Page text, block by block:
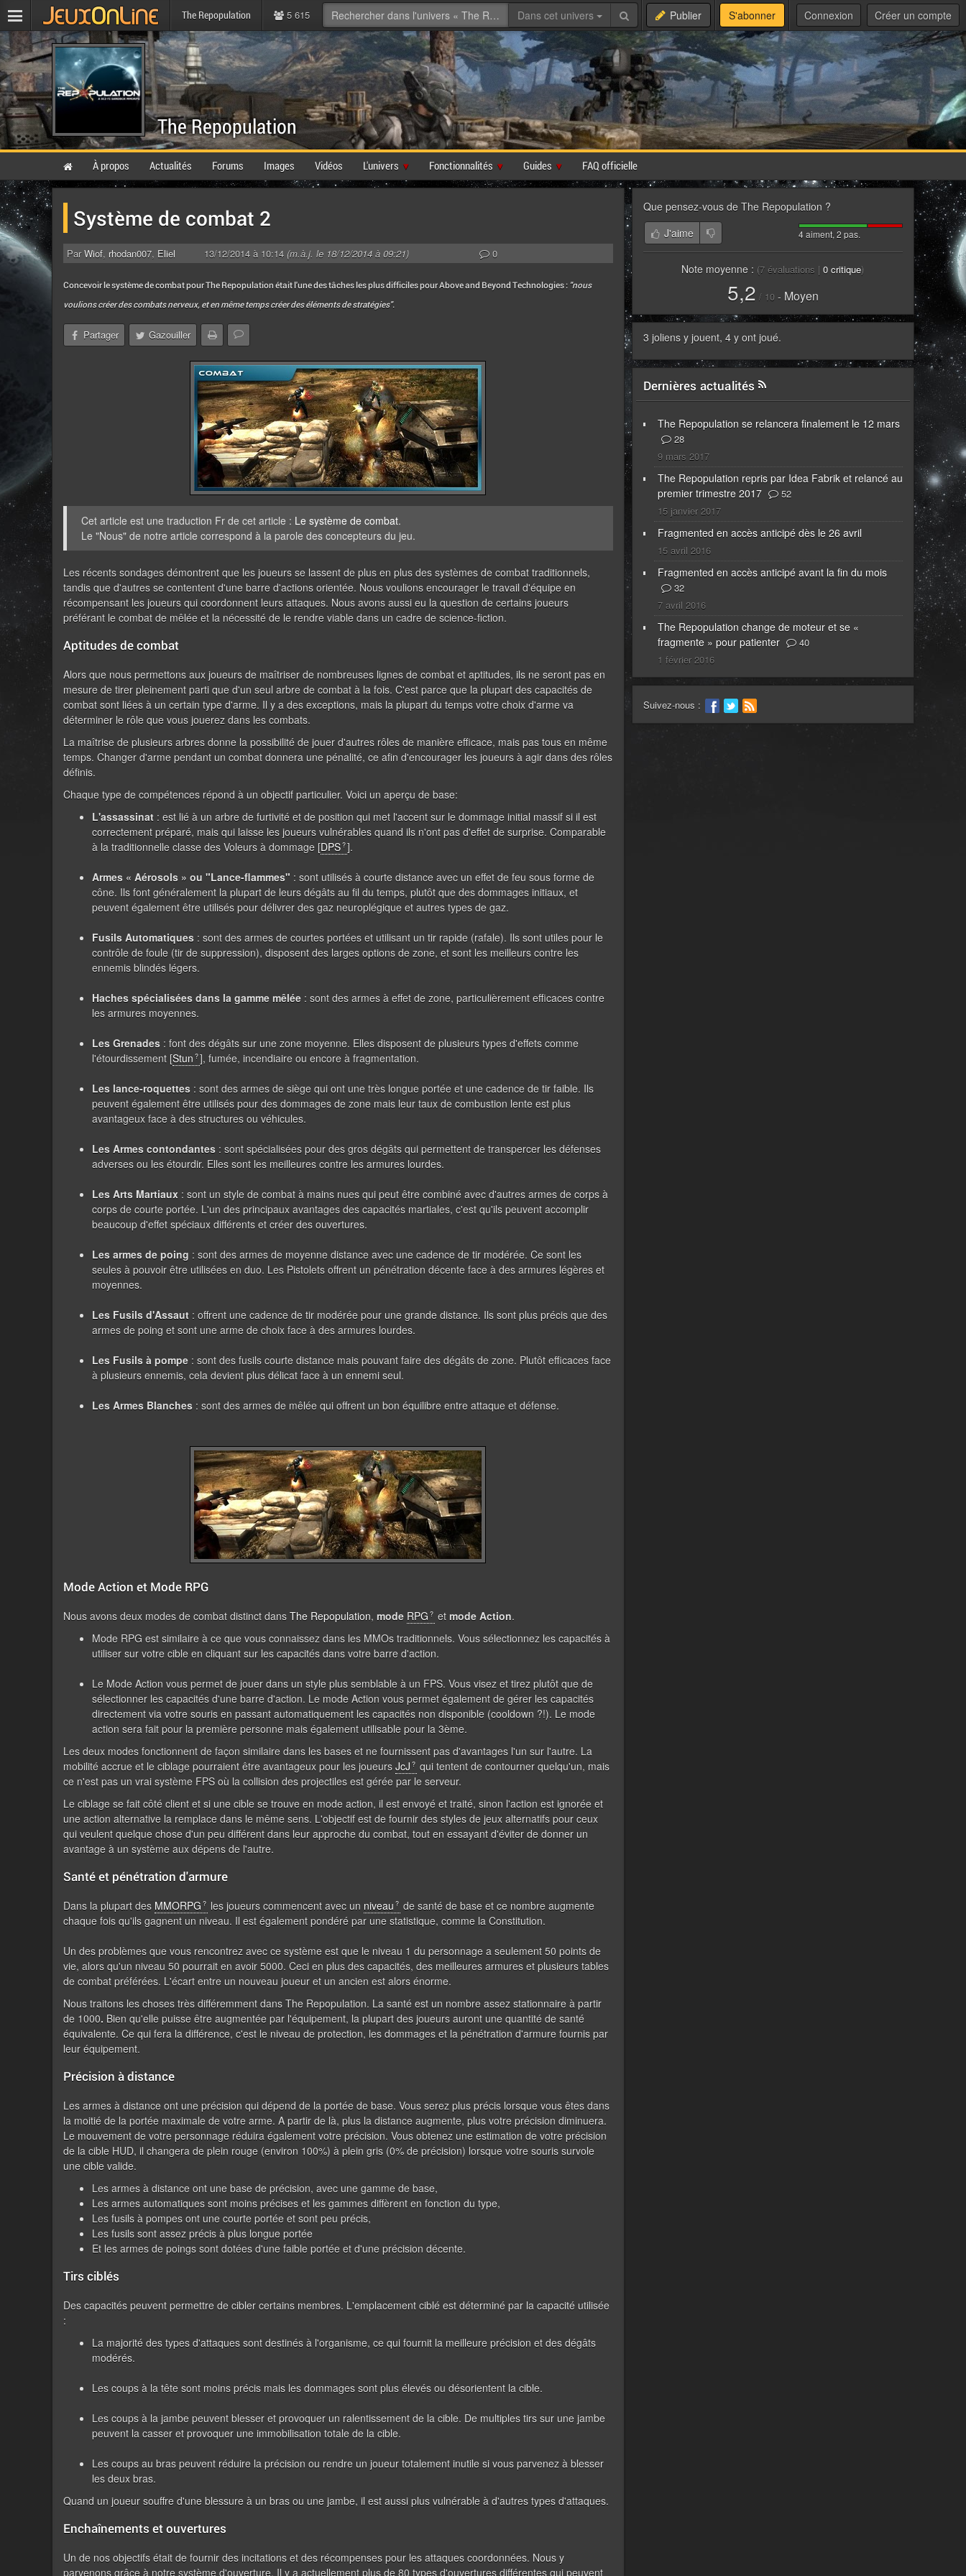
The Repopulation 5 615 Dans cet univers Publier S'abonner Connexion Créer un compte
The Repopulation
À propos Actualités Forums Images Vidéos L'univers Fonctionnalités Guides FAQ officielle
Système de combat 2
ParWiof, rhodan007, Eliel 13/12/2014 à 10:14 (m.à.j. le 18/12/2014 à 09:21) 0
Concevoir le système de combat pour The Repopulation était l'une des tâches les plus difficiles pour Above and Beyond Technologies : "nous
voulions créer des combats nerveux, et en même temps créer des éléments de stratégies".
Partager Gazouiller
Cet article est une traduction Fr de cet article : Le système de combat.
Le "Nous" de notre article correspond à la parole des concepteurs du jeu.
Les récents sondages démontrent que les joueurs se lassent de plus en plus des systèmes de combat traditionnels,
tandis que d'autres se contentent d'une barre d'actions orientée. Nous voulions encourager le travail d'équipe en
récompensant les joueurs qui coordonnent leurs attaques. Nous avons aussi eu la question de certains joueurs
préférant le combat de mêlée et la nécessité de le rendre viable dans un cadre de science-fiction.
Aptitudes de combat
Alors que nous permettons aux joueurs de maîtriser de nombreuses lignes de combat et aptitudes, ils ne seront pas en
mesure de tirer pleinement parti que d'un seul arbre de combat à la fois. C'est parce que la plupart des capacités de
combat sont liées à un certain type d'arme. Il y a des exceptions, mais la plupart du temps votre choix d'arme va
déterminer le rôle que vous jouerez dans les combats.
La maîtrise de plusieurs arbres donne la possibilité de jouer d'autres rôles de manière efficace, mais pas tous en même
temps. Changer d'arme pendant un combat donnera une pénalité, ce afin d'encourager les joueurs à agir dans des rôles
définis.
Chaque type de compétences répond à un objectif particulier. Voici un aperçu de base:
L'assassinat : est lié à un arbre de furtivité et de position qui met l'accent sur le dommage initial massif si il est
correctement préparé, mais qui laisse les joueurs vulnérables quand ils n'ont pas d'effet de surprise. Comparable
à la traditionnelle classe des Voleurs à dommage [DPS ].
Armes « Aérosols » ou "Lance-flammes" : sont utilisés à courte distance avec un effet de feu sous forme de
cône. Ils font généralement la plupart de leurs dégâts au fil du temps, plutôt que des dommages initiaux, et
peuvent également être utilisés pour délivrer des gaz neuroplégique et autres types de gaz.
Fusils Automatiques : sont des armes de courtes portées et utilisant un tir rapide (rafale). Ils sont utiles pour le
contrôle de foule (tir de suppression), disposent des larges options de zone, et sont les meilleurs contre les
ennemis blindés légers.
Haches spécialisées dans la gamme mêlée : sont des armes à effet de zone, particulièrement efficaces contre
les armures moyennes.
Les Grenades : font des dégâts sur une zone moyenne. Elles disposent de plusieurs types d'effets comme
l'étourdissement [Stun ], fumée, incendiaire ou encore à fragmentation.
Les lance-roquettes : sont des armes de siège qui ont une très longue portée et une cadence de tir faible. Ils
peuvent également être utilisés pour des dommages de zone mais leur taux de combustion lente est plus
avantageux face à des structures ou véhicules.
Les Armes contondantes : sont spécialisées pour des gros dégâts qui permettent de transpercer les défenses
adverses ou les étourdir. Elles sont les meilleures contre les armures lourdes.
Les Arts Martiaux : sont un style de combat à mains nues qui peut être combiné avec d'autres armes de corps à
corps de courte portée. L'un des principaux avantages des capacités martiales, c'est qu'ils peuvent accomplir
beaucoup d'effet spéciaux différents et créer des ouvertures.
Les armes de poing : sont des armes de moyenne distance avec une cadence de tir modérée. Ce sont les
seules à pouvoir être utilisées en duo. Les Pistolets offrent un pénétration décente face à des armures légères et
moyennes.
Les Fusils d'Assaut : offrent une cadence de tir modérée pour une grande distance. Ils sont plus précis que des
armes de poing et sont une arme de choix face à des armures lourdes.
Les Fusils à pompe : sont des fusils courte distance mais pouvant faire des dégâts de zone. Plutôt efficaces face
à plusieurs ennemis, cela devient plus délicat face à un ennemi seul.
Les Armes Blanches : sont des armes de mêlée qui offrent un bon équilibre entre attaque et défense.
Mode Action et Mode RPG
Nous avons deux modes de combat distinct dans The Repopulation, mode RPG et mode Action.
Mode RPG est similaire à ce que vous connaissez dans les MMOs traditionnels. Vous sélectionnez les capacités à
utiliser sur votre cible en cliquant sur les capacités dans votre barre d'action.
Le Mode Action vous permet de jouer dans un style plus semblable à un FPS. Vous visez et tirez plutôt que de
sélectionner les capacités d'une barre d'action. Le mode Action vous permet également de gérer les capacités
directement via votre souris en passant automatiquement les capacités non disponible (cooldown ?!). Le mode
action sera fait pour la première personne mais également utilisable pour la 3ème.
Les deux modes fonctionnent de façon similaire dans les bases et ne fournissent pas d'avantages l'un sur l'autre. La
mobilité accrue et le ciblage pourraient être avantageux pour les joueurs JcJ qui tentent de contourner quelqu'un, mais
ce n'est pas un vrai système FPS où la collision des projectiles est gérée par le serveur.
Le ciblage se fait côté client et si une cible se trouve en mode action, il est envoyé et traité, sinon l'action est ignorée et
une action alternative la remplace dans le même sens. L'objectif est de fournir des styles de jeux alternatifs pour ceux
qui veulent quelque chose d'un peu différent dans leur approche du combat, tout en essayant d'éviter de donner un
avantage à un système aux dépens de l'autre.
Santé et pénétration d'armure
Dans la plupart des MMORPG les joueurs commencent avec un niveau
de santé de base et ce nombre augmente
chaque fois qu'ils gagnent un niveau. Il est également pondéré par une statistique, comme la Constitution.
Un des problèmes que vous rencontrez avec ce système est que le niveau 1 du personnage a seulement 50 points de
vie, alors qu'un niveau 50 pourrait en avoir 5000. Ceci en plus des capacités, des meilleures armures et plusieurs tables
de combat préférées. L'écart entre un nouveau joueur et un ancien est alors énorme.
Nous traitons les choses très différemment dans The Repopulation. La santé est un nombre assez stationnaire à partir
de 1000. Bien qu'elle puisse être augmentée par l'équipement, la plupart des joueurs auront une quantité de santé
équivalente. Ce qui fera la différence, c'est le niveau de protection, les dommages et la pénétration d'armure fournis par
leur équipement.
Précision à distance
Les armes à distance ont une précision qui dépend de la portée de base. Vous serez plus précis lorsque vous êtes dans
la moitié de la portée maximale de votre arme. A partir de là, plus la distance augmente, plus votre précision diminuera.
Le mouvement de votre personnage réduira également votre précision. Vous obtenez une estimation de votre précision
de la cible HUD, il changera de plein rouge (environ 100%) à plein gris (0% de précision) lorsque votre souris survole
une cible valide.
Les armes à distance ont une base de précision, avec une gamme de base,
Les armes automatiques sont moins précises et les gammes diffèrent en fonction du type,
Les fusils à pompes ont une courte portée et sont peu précis,
Les fusils sont assez précis à plus longue portée
Et les armes de poings sont dotées d'une faible portée et d'une précision décente.
Tirs ciblés
Des capacités peuvent permettre de cibler certains membres. L'emplacement ciblé est déterminé par la capacité utilisée
:
La majorité des types d'attaques sont destinés à l'organisme, ce qui fournit la meilleure précision et des dégâts
modérés.
Les coups à la tête sont moins précis mais les dommages sont plus élevés ou désorientent la cible.
Les coups à la jambe peuvent blesser et provoquer un ralentissement de la cible. De multiples tirs sur une jambe
peuvent la casser et provoquer une immobilisation totale de la cible.
Les coups au bras peuvent réduire la précision ou rendre un joueur totalement inutile si vous parvenez à blesser
les deux bras.
Quand un joueur souffre d'une blessure à un bras ou une jambe, il est aussi plus vulnérable à d'autres types d'attaques.
Enchaînements et ouvertures
Un de nos objectifs était de fournir des incitations et des récompenses pour les attaques coordonnées. Nous y
parvenons grâce à notre système d'ouverture. Il y a actuellement plus de 80 types d'ouvertures différentes qui peuvent
Que pensez-vous de The Repopulation ?
4 aiment, 2 pas.
J'aime
Note moyenne : (7 évaluations |0 critique)
5,2 / 10 - Moyen
3 joliens y jouent, 4 y ont joué.
Dernières actualités
The Repopulation se relancera finalement le 12 mars
28
9 mars 2017
The Repopulation repris par Idea Fabrik et relancé au
premier trimestre 2017
52
15 janvier 2017
Fragmented en accès anticipé dès le 26 avril
15 avril 2016
Fragmented en accès anticipé avant la fin du mois
32
7 avril 2016
The Repopulation change de moteur et se «
fragmente » pour patienter
40
1 février 2016
Suivez-nous :